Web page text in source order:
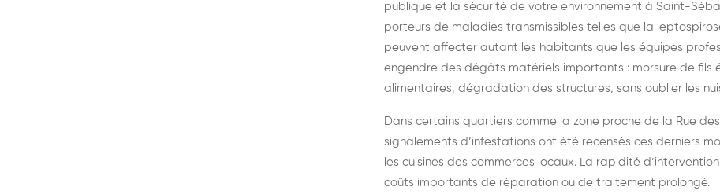
publique et la sécurité de votre environnement à Saint-
porteurs de maladies transmissibles telles que la
peuvent affecter autant les habitants que les équipes
engendre des dégâts matériels importants : morsure de fils
alimentaires, dégradation des structures, sans oublier les
Dans certains quartiers comme la zone proche de la Rue
signalements d’infestations ont été recensés ces derniers
les cuisines des commerces locaux. La rapidité
coûts importants de réparation ou de traitement prolongé.